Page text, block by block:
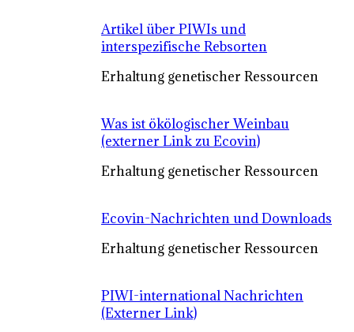
Artikel über PIWIs und
interspezifische Rebsorten
Erhaltung genetischer Ressourcen
Was ist ökölogischer Weinbau
(externer Link zu Ecovin)
Erhaltung genetischer Ressourcen
Ecovin-Nachrichten und Downloads
Erhaltung genetischer Ressourcen
PIWI-international Nachrichten
(Externer Link)